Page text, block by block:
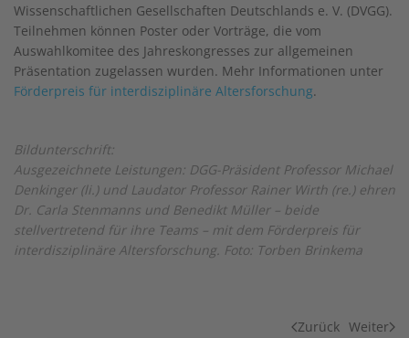
Wissenschaftlichen Gesellschaften Deutschlands e. V. (DVGG).
Teilnehmen können Poster oder Vorträge, die vom
Auswahlkomitee des Jahreskongresses zur allgemeinen
Präsentation zugelassen wurden. Mehr Informationen unter
Förderpreis für interdisziplinäre Altersforschung.
Bildunterschrift:
Ausgezeichnete Leistungen: DGG-Präsident Professor Michael
Denkinger (li.) und Laudator Professor Rainer Wirth (re.) ehren
Dr. Carla Stenmanns und Benedikt Müller – beide
stellvertretend für ihre Teams – mit dem Förderpreis für
interdisziplinäre Altersforschung. Foto: Torben Brinkema
Zurück Weiter